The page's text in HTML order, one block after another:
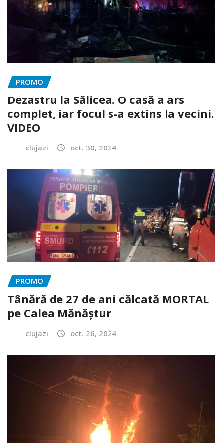
PROMO
Dezastru la Sălicea. O casă a ars
complet, iar focul s-a extins la vecini.
VIDEO
clujazi oct. 30, 2024
PROMO
Tânără de 27 de ani călcată MORTAL
pe Calea Mănăștur
clujazi oct. 26, 2024